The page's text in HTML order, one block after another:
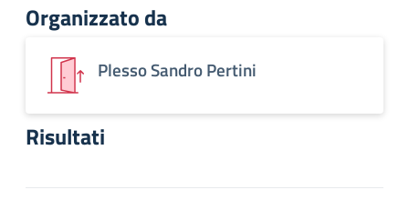
Organizzato da
Plesso Sandro Pertini
Risultati